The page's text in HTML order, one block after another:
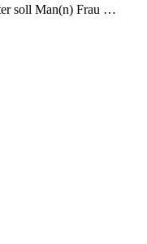
soll Man(n) Frau …